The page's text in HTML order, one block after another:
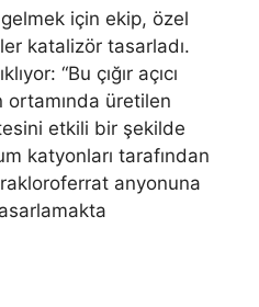
için ekip, özel
katalizör tasarladı.
“Bu çığır açıcı
üretilen
etkili bir şekilde
katyonları tarafından
anyonuna